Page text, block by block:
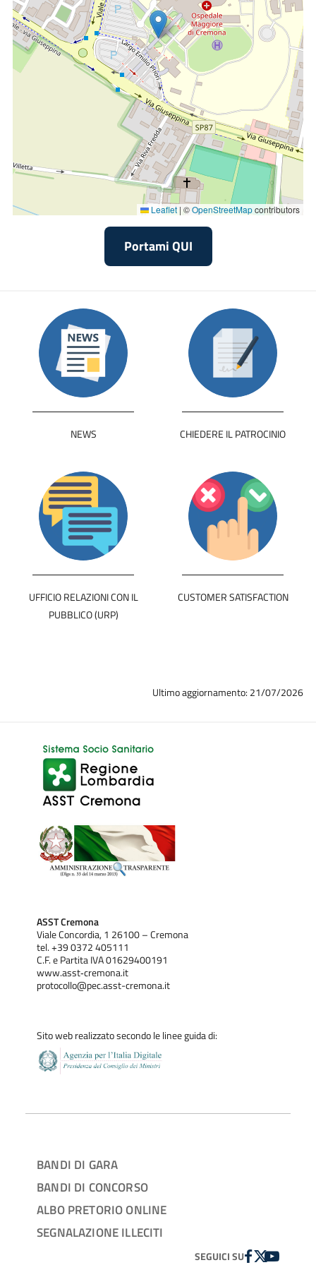
Leaflet | ©OpenStreetMapcontributors
Portami QUI
NEWS CHIEDERE IL PATROCINIO
UFFICIO RELAZIONI CON IL
PUBBLICO (URP)
CUSTOMER SATISFACTION
Ultimo aggiornamento: 21/07/2026
ASST Cremona
Viale Concordia, 1 26100 – Cremona
tel. +39 0372 405111
C.F. e Partita IVA 01629400191
www.asst‐cremona.it
protocollo@pec.asst-cremona.it
Sito web realizzato secondo le linee guida di:
BANDI DI GARA
BANDI DI CONCORSO
ALBO PRETORIO ONLINE
SEGNALAZIONE ILLECITI
SEGUICI SUFACEBOOK
TWITTER
YOUTUBE